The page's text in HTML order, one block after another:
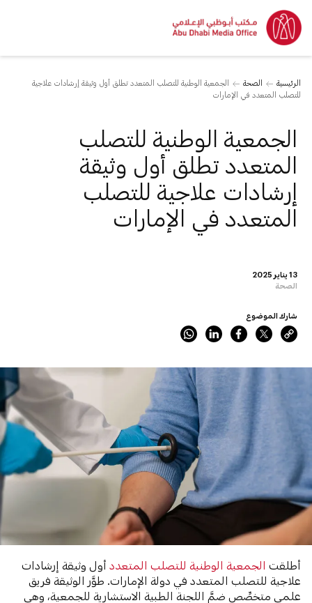
الرئيسية الصحة
الجمعية الوطنية للتصلب المتعدد تطلق أول وثيقة إرشادات علاجية
للتصلب المتعدد في الإمارات
13 يناير 2025
الصحة
الجمعية الوطنية للتصلب
المتعدد تطلق أول وثيقة
إرشادات علاجية للتصلب
المتعدد في الإمارات
شارك الموضوع
أطلقتالجمعية الوطنية للتصلب المتعددأول وثيقة إرشادات
علاجية للتصلب المتعدد في دولة الإمارات. طوَّر الوثيقة فريق
علمي متخصِّص ضمَّ اللجنة الطبية الاستشارية للجمعية، وهي